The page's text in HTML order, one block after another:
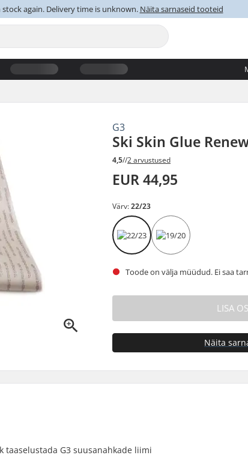
again. Delivery time is unknown. Näita sarnaseid tooteid
G3
Ski Skin Glue
4,5//2 arvustused
EUR 44,95
Värv:22/23
Toode on välja müüdud. Ei saa
LISA
Näita
G3 suusanahkade liimi